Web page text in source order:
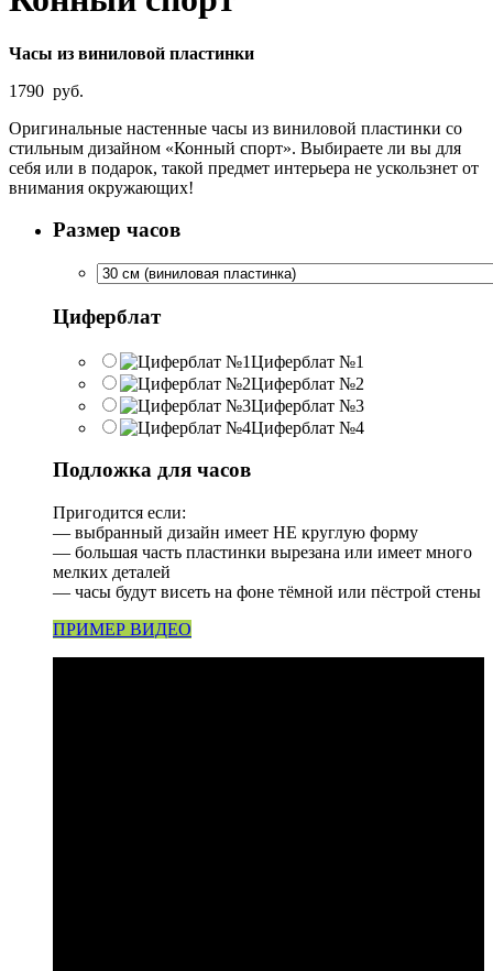
Часы из виниловой пластинки
1790 руб.
Оригинальные настенные часы из виниловой пластинки со
стильным дизайном «Конный спорт». Выбираете ли вы для
себя или в подарок, такой предмет интерьера не ускользнет от
внимания окружающих!
Размер часов
Циферблат
Циферблат №1
Циферблат №2
Циферблат №3
Циферблат №4
Подложка для часов
Пригодится если:
— выбранный дизайн имеет НЕ круглую форму
— большая часть пластинки вырезана или имеет много
мелких деталей
— часы будут висеть на фоне тёмной или пёстрой стены
ПРИМЕР ВИДЕО